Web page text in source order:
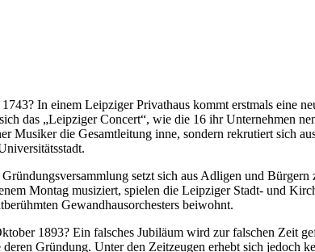
In einem Leipziger Privathaus kommt erstmals eine
das „Leipziger Concert“, wie die 16 ihr Unternehmen
Musiker die Gesamtleitung inne, sondern rekrutiert sich
setzt sich aus Adligen und
Montag musiziert, spielen die Leipziger Stadt- und
Gewandhausorchesters beiwohnt.
1893? Ein falsches Jubiläum wird zur falschen Zeit
Gründung. Unter den Zeitzeugen erhebt sich jedoch